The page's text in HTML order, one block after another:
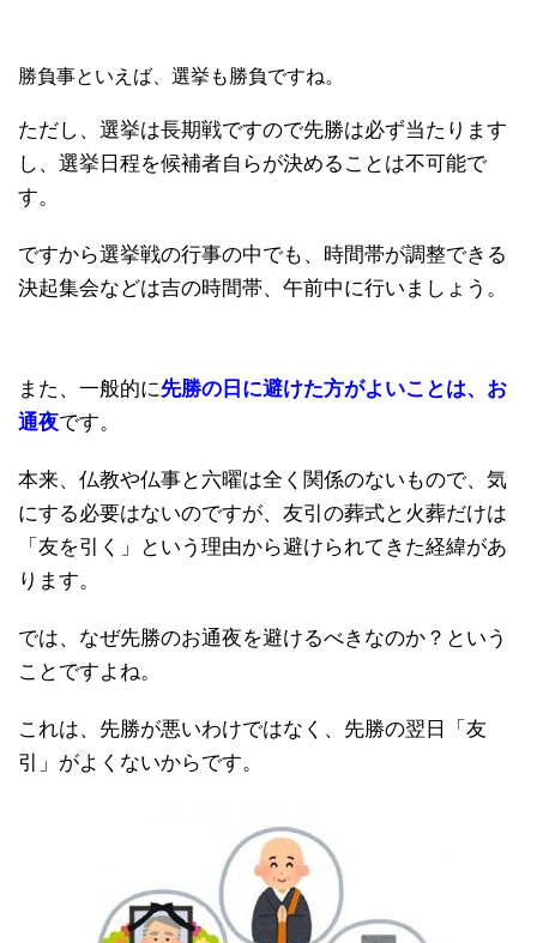
勝負事といえば、選挙も勝負ですね。
ただし、選挙は長期戦ですので先勝は必ず当たります
し、選挙日程を候補者自らが決めることは不可能で
す。
ですから選挙戦の行事の中でも、時間帯が調整できる
決起集会などは吉の時間帯、午前中に行いましょう。
また、一般的に先勝の日に避けた方がよいことは、お
通夜です。
本来、仏教や仏事と六曜は全く関係のないもので、気
にする必要はないのですが、友引の葬式と火葬だけは
「友を引く」という理由から避けられてきた経緯があ
ります。
では、なぜ先勝のお通夜を避けるべきなのか？という
ことですよね。
これは、先勝が悪いわけではなく、先勝の翌日「友
引」がよくないからです。